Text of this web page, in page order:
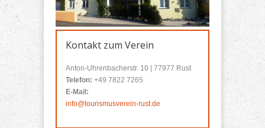
Kontakt zum Verein
Anton-Uhrenbacherstr. 10 | 77977 Rust
Telefon: +49 7822 7265
E-Mail:
info@tourismusverein-rust.de